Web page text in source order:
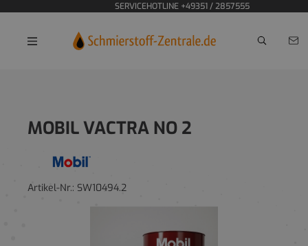
SERVICEHOTLINE +49351 / 2857555
MOBIL VACTRA NO 2
Artikel-Nr.: SW10494.2